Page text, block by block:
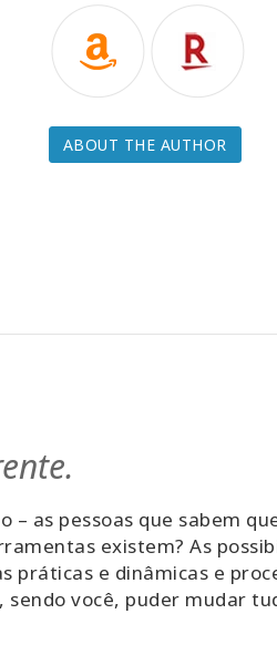
ABOUT THE AUTHOR
– as pessoas que sabem
existem? As
e dinâmicas e
sendo você, puder mudar